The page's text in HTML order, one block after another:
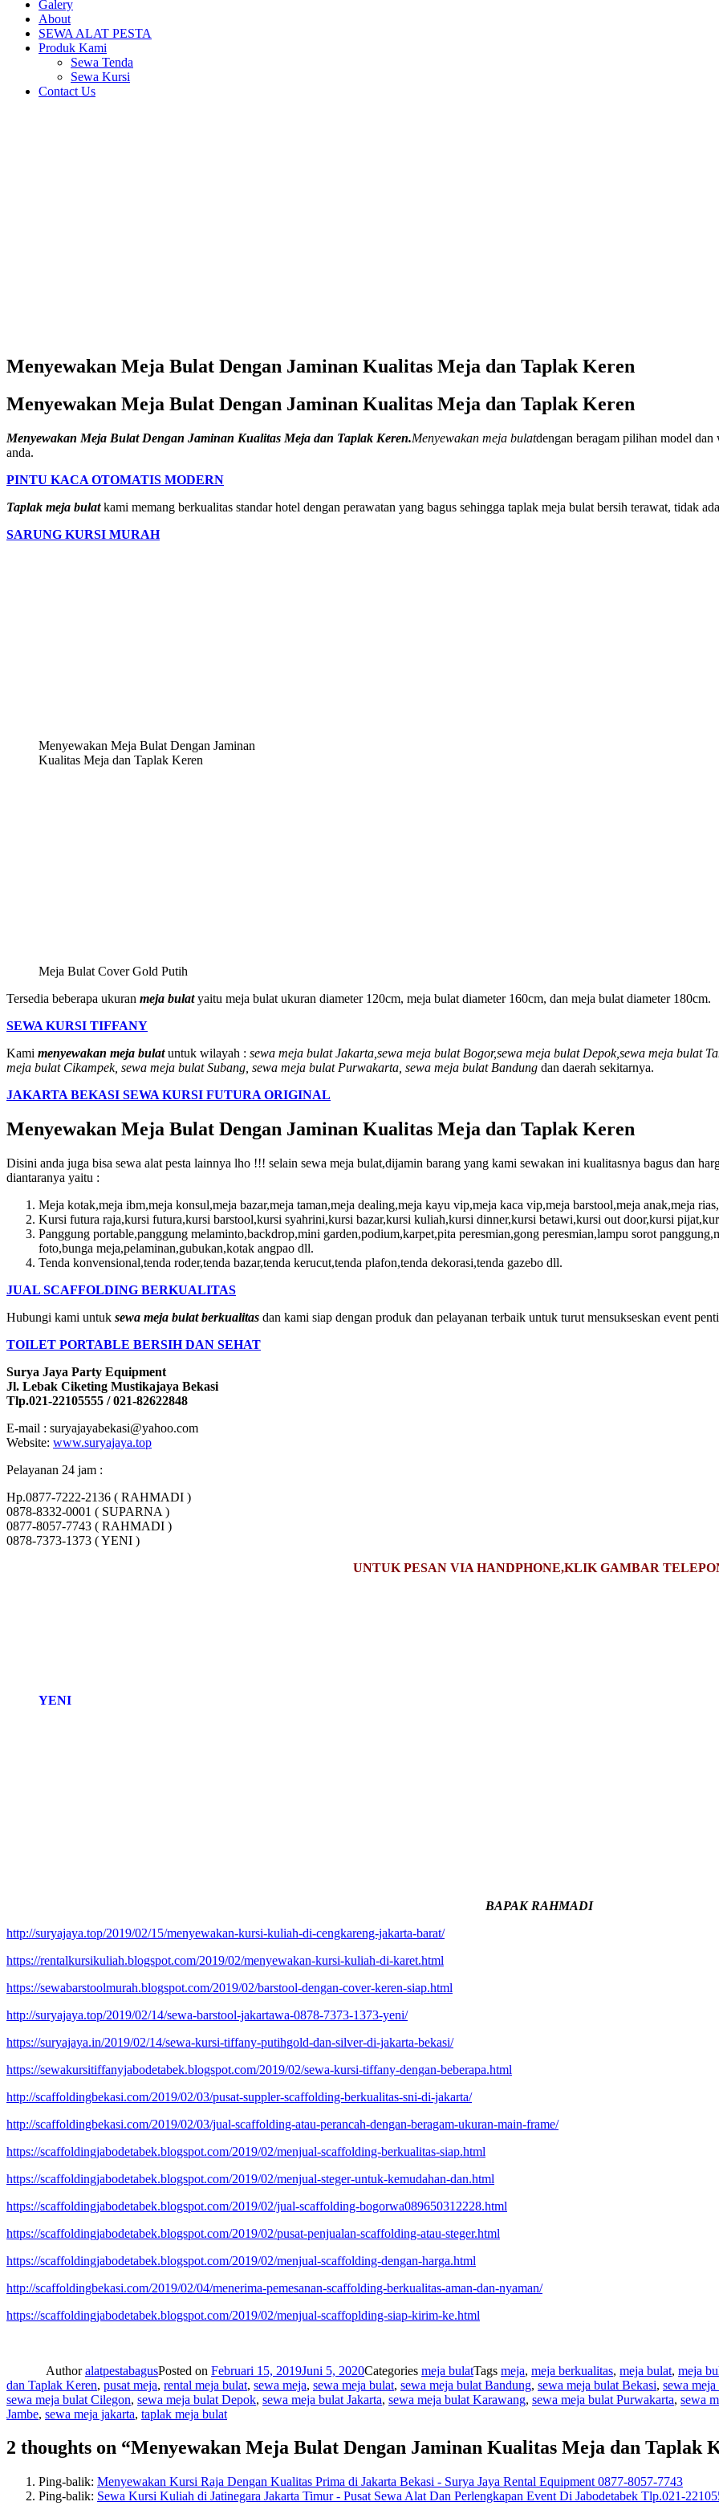
Galery
About
SEWA ALAT PESTA
Produk Kami
Sewa Tenda
Sewa Kursi
Contact Us
Menyewakan Meja Bulat Dengan Jaminan Kualitas Meja dan Taplak Keren
Menyewakan Meja Bulat Dengan Jaminan Kualitas Meja dan Taplak Keren
Menyewakan Meja Bulat Dengan Jaminan Kualitas Meja dan Taplak Keren.Menyewakan meja bulatdengan beragam pilihan model dan
anda.
PINTU KACA OTOMATIS MODERN
Taplak meja bulatkami memang berkualitas standar hotel dengan perawatan yang bagus sehingga taplak meja bulat bersih terawat, tidak
SARUNG KURSI MURAH
Menyewakan Meja Bulat Dengan Jaminan
Kualitas Meja dan Taplak Keren
Meja Bulat Cover Gold Putih
Tersedia beberapa ukuran meja bulatyaitu meja bulat ukuran diameter 120cm, meja bulat diameter 160cm, dan meja bulat diameter 180cm.
SEWA KURSI TIFFANY
Kami menyewakan meja bulatuntuk wilayah : sewa meja bulat Jakarta,sewa meja bulat Bogor,sewa meja bulat Depok,sewa meja bulat
meja bulat Cikampek, sewa meja bulat Subang, sewa meja bulat Purwakarta, sewa meja bulat Bandung dan daerah sekitarnya.
JAKARTA BEKASI SEWA KURSI FUTURA ORIGINAL
Menyewakan Meja Bulat Dengan Jaminan Kualitas Meja dan Taplak Keren
Disini anda juga bisa sewa alat pesta lainnya lho !!! selain sewa meja bulat,dijamin barang yang kami sewakan ini kualitasnya bagus dan
diantaranya yaitu :
Meja kotak,meja ibm,meja konsul,meja bazar,meja taman,meja dealing,meja kayu vip,meja kaca vip,meja barstool,meja anak,meja
Kursi futura raja,kursi futura,kursi barstool,kursi syahrini,kursi bazar,kursi kuliah,kursi dinner,kursi betawi,kursi out door,kursi
Panggung portable,panggung melaminto,backdrop,mini garden,podium,karpet,pita peresmian,gong peresmian,lampu sorot
foto,bunga meja,pelaminan,gubukan,kotak angpao dll.
Tenda konvensional,tenda roder,tenda bazar,tenda kerucut,tenda plafon,tenda dekorasi,tenda gazebo dll.
JUAL SCAFFOLDING BERKUALITAS
Hubungi kami untuk sewa meja bulat berkualitas dan kami siap dengan produk dan pelayanan terbaik untuk turut mensukseskan event
TOILET PORTABLE BERSIH DAN SEHAT
Surya Jaya Party Equipment
Jl. Lebak Ciketing Mustikajaya Bekasi
Tlp.021-22105555 / 021-82622848
E-mail : suryajayabekasi@yahoo.com
Website: www.suryajaya.top
Pelayanan 24 jam :
Hp.0877-7222-2136 ( RAHMADI )
0878-8332-0001 ( SUPARNA )
0877-8057-7743 ( RAHMADI )
0878-7373-1373 ( YENI )
UNTUK PESAN VIA HANDPHONE,KLIK GAMBAR
YENI
BAPAK RAHMADI
http://suryajaya.top/2019/02/15/menyewakan-kursi-kuliah-di-cengkareng-jakarta-barat/
https://rentalkursikuliah.blogspot.com/2019/02/menyewakan-kursi-kuliah-di-karet.html
https://sewabarstoolmurah.blogspot.com/2019/02/barstool-dengan-cover-keren-siap.html
http://suryajaya.top/2019/02/14/sewa-barstool-jakartawa-0878-7373-1373-yeni/
https://suryajaya.in/2019/02/14/sewa-kursi-tiffany-putihgold-dan-silver-di-jakarta-bekasi/
https://sewakursitiffanyjabodetabek.blogspot.com/2019/02/sewa-kursi-tiffany-dengan-beberapa.html
http://scaffoldingbekasi.com/2019/02/03/pusat-suppler-scaffolding-berkualitas-sni-di-jakarta/
http://scaffoldingbekasi.com/2019/02/03/jual-scaffolding-atau-perancah-dengan-beragam-ukuran-main-frame/
https://scaffoldingjabodetabek.blogspot.com/2019/02/menjual-scaffolding-berkualitas-siap.html
https://scaffoldingjabodetabek.blogspot.com/2019/02/menjual-steger-untuk-kemudahan-dan.html
https://scaffoldingjabodetabek.blogspot.com/2019/02/jual-scaffolding-bogorwa089650312228.html
https://scaffoldingjabodetabek.blogspot.com/2019/02/pusat-penjualan-scaffolding-atau-steger.html
https://scaffoldingjabodetabek.blogspot.com/2019/02/menjual-scaffolding-dengan-harga.html
http://scaffoldingbekasi.com/2019/02/04/menerima-pemesanan-scaffolding-berkualitas-aman-dan-nyaman/
https://scaffoldingjabodetabek.blogspot.com/2019/02/menjual-scaffoplding-siap-kirim-ke.html
AuthoralatpestabagusPosted on Februari 15, 2019Juni 5, 2020Categories meja bulatTags meja, meja berkualitas, meja bulat, meja
dan Taplak Keren, pusat meja, rental meja bulat, sewa meja, sewa meja bulat, sewa meja bulat Bandung, sewa meja bulat Bekasi, sewa
sewa meja bulat Cilegon, sewa meja bulat Depok, sewa meja bulat Jakarta, sewa meja bulat Karawang, sewa meja bulat Purwakarta, sewa
Jambe, sewa meja jakarta, taplak meja bulat
2 thoughts on “Menyewakan Meja Bulat Dengan Jaminan Kualitas Meja dan Taplak
Ping-balik: Menyewakan Kursi Raja Dengan Kualitas Prima di Jakarta Bekasi - Surya Jaya Rental Equipment 0877-8057-7743
Ping-balik: Sewa Kursi Kuliah di Jatinegara Jakarta Timur - Pusat Sewa Alat Dan Perlengkapan Event Di Jabodetabek Tlp.021-